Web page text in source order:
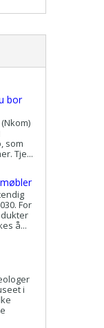
bor
som
Tje...
For
å...
i